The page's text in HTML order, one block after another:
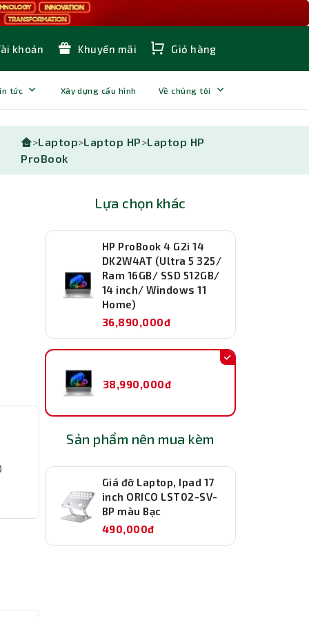
khoản Khuyến mãi Giỏ hàng
tức Xây dựng cấu hình Về chúng tôi
>Laptop>Laptop HP>Laptop HP
ProBook
Lựa chọn khác
HP ProBook 4 G2i 14
DK2W4AT (Ultra 5 325/
Ram 16GB/ SSD 512GB/
14 inch/ Windows 11
Home)
36,890,000đ
38,990,000đ
Sản phẩm nên mua kèm
Giá đỡ Laptop, Ipad 17
inch ORICO LST02-SV-
BP màu Bạc
490,000đ